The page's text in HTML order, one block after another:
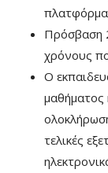
Πρόσβαση
χρόνους
Ο
μαθήματος
τελικές